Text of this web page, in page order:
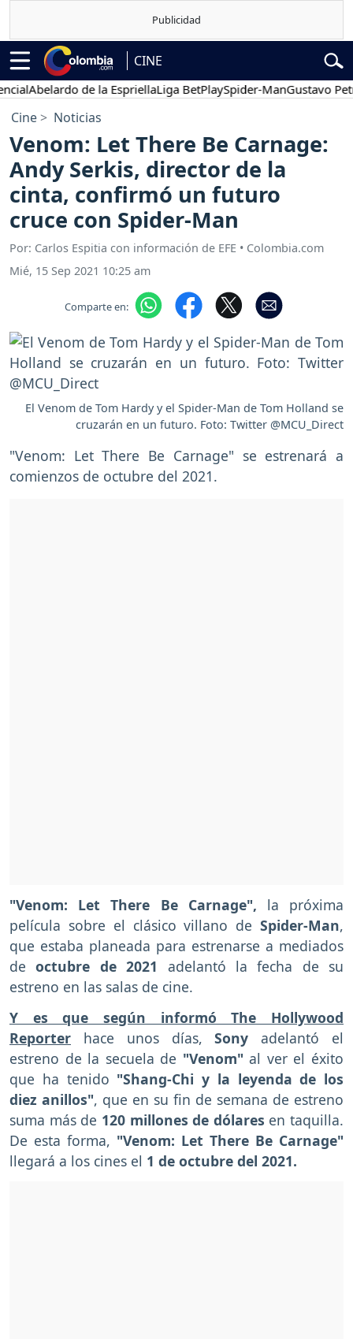
CINE
Abelardo de la EspriellaLiga BetPlaySpider-ManGustavo Petro
Cine Noticias
Venom: Let There Be Carnage:
Andy Serkis, director de la
cinta, confirmó un futuro
cruce con Spider-Man
Por: Carlos Espitia con información de EFE • Colombia.com
Mié, 15 Sep 2021 10:25 am
Comparte en:
El Venom de Tom Hardy y el Spider-Man de Tom Holland se
cruzarán en un futuro. Foto: Twitter @MCU_Direct
"Venom: Let There Be Carnage" se estrenará a
comienzos de octubre del 2021.
"Venom: Let There Be Carnage", la próxima
película sobre el clásico villano de Spider-Man,
que estaba planeada para estrenarse a mediados
de octubre de 2021 adelantó la fecha de su
estreno en las salas de cine.
Y es que según informó The Hollywood
Reporter hace unos días,Sony adelantó el
estreno de la secuela de "Venom" al ver el éxito
que ha tenido "Shang-Chi y la leyenda de los
diez anillos", que en su fin de semana de estreno
suma más de 120 millones de dólares en taquilla.
De esta forma, "Venom: Let There Be Carnage"
llegará a los cines el 1 de octubre del 2021.